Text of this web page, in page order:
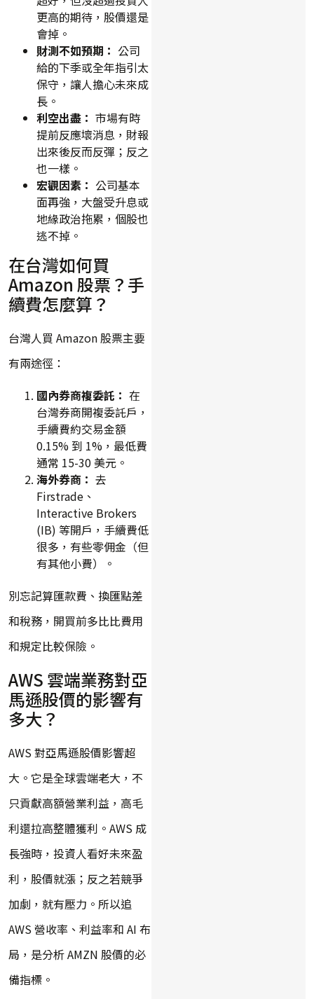
更高的期待，股價還是
會掉。
財測不如預期： 公司
給的下季或全年指引太
保守，讓人擔心未來成
長。
利空出盡： 市場有時
提前反應壞消息，財報
出來後反而反彈；反之
也一樣。
宏觀因素： 公司基本
面再強，大盤受升息或
地緣政治拖累，個股也
逃不掉。
在台灣如何買
Amazon 股票？手
續費怎麼算？
台灣人買 Amazon 股票主要
有兩途徑：
國內券商複委託： 在
台灣券商開複委託戶，
手續費約交易金額
0.15% 到 1%，最低費
通常 15-30 美元。
海外券商： 去
Firstrade、
Interactive Brokers
(IB) 等開戶，手續費低
很多，有些零佣金（但
有其他小費）。
別忘記算匯款費、換匯點差
和稅務，開買前多比比費用
和規定比較保險。
AWS 雲端業務對亞
馬遜股價的影響有
多大？
AWS 對亞馬遜股價影響超
大。它是全球雲端老大，不
只貢獻高額營業利益，高毛
利還拉高整體獲利。AWS 成
長強時，投資人看好未來盈
利，股價就漲；反之若競爭
加劇，就有壓力。所以追
AWS 營收率、利益率和 AI 布
局，是分析 AMZN 股價的必
備指標。